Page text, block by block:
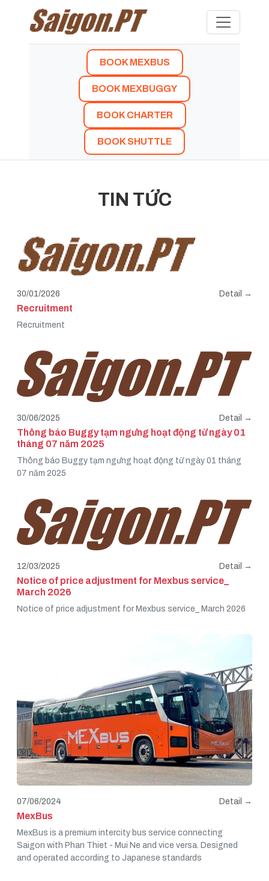
BOOK MEXBUS
BOOK MEXBUGGY
BOOK CHARTER
BOOK SHUTTLE
TIN TỨC
30/01/2026 Detail →
Recruitment
Recruitment
30/06/2025 Detail →
Thông báo Buggy tạm ngưng hoạt động từ ngày 01
tháng 07 năm 2025
Thông báo Buggy tạm ngưng hoạt động từ ngày 01 tháng
07 năm 2025
12/03/2025 Detail →
Notice of price adjustment for Mexbus service_
March 2026
Notice of price adjustment for Mexbus service_ March 2026
07/06/2024 Detail →
MexBus
MexBus is a premium intercity bus service connecting
Saigon with Phan Thiet - Mui Ne and vice versa. Designed
and operated according to Japanese standards